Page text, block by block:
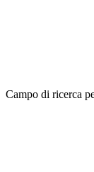
Campo di ricerca